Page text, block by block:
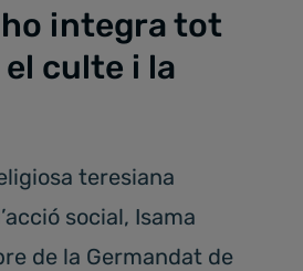
ho integra tot
culte i la
teresiana
social, Isama
de la Germandat de